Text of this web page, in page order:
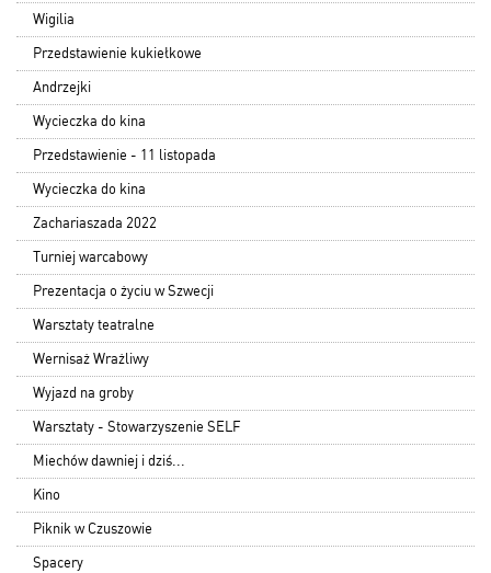
Wigilia
Przedstawienie kukiełkowe
Andrzejki
Wycieczka do kina
Przedstawienie - 11 listopada
Wycieczka do kina
Zachariaszada 2022
Turniej warcabowy
Prezentacja o życiu w Szwecji
Warsztaty teatralne
Wernisaż Wrażliwy
Wyjazd na groby
Warsztaty - Stowarzyszenie SELF
Miechów dawniej i dziś...
Kino
Piknik w Czuszowie
Spacery